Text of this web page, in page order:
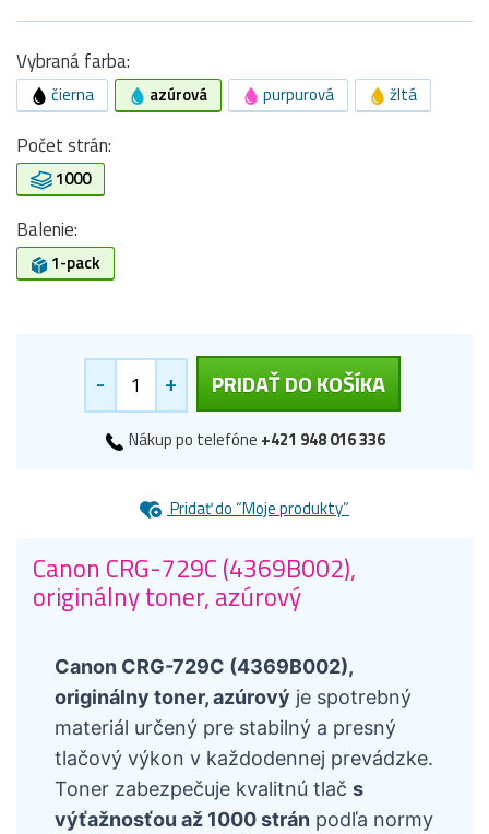
Vybraná farba:
čierna azúrová purpurová žltá
Počet strán:
1000
Balenie:
1-pack
- + PRIDAŤ DO KOŠÍKA
Nákup po telefóne +421 948 016 336
Pridať do “Moje produkty”
Canon CRG-729C (4369B002),
originálny toner, azúrový
Canon CRG-729C (4369B002),
originálny toner, azúrový je spotrebný
materiál určený pre stabilný a presný
tlačový výkon v každodennej prevádzke.
Toner zabezpečuje kvalitnú tlač s
výťažnosťou až 1000 strán podľa normy